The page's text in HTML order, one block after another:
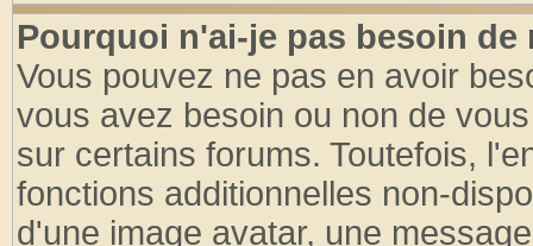
Pourquoi n'ai-je pas besoin de
Vous pouvez ne pas en avoir
vous avez besoin ou non de
sur certains forums. Toutefois,
fonctions additionnelles non-
d'une image avatar, une